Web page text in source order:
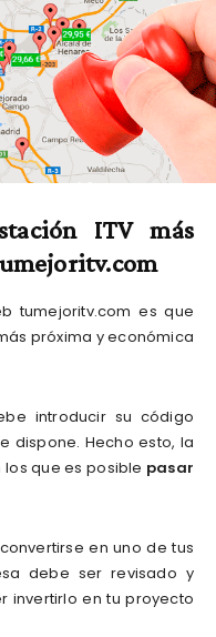
ITV más
tumejoritv.com es que
próxima y económica
introducir su código
dispone. Hecho esto, la
que es posible pasar
en uno de tus
debe ser revisado y
invertirlo en tu proyecto